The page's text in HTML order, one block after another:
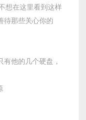
想在这里看到这样
待那些关心你的
他的几个硬盘，